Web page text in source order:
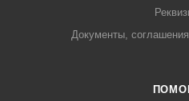
Документы,